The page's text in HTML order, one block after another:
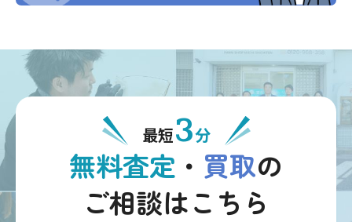
最短3分
無料査定 ・ 買取の
ご相談はこちら